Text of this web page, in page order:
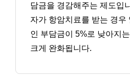
담금을 경감해주는 제도입
자가 항암치료를 받는 경우
인 부담금이 5%로 낮아지
크게 완화됩니다.